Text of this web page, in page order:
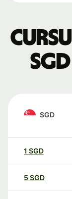
SGD
1 SGD
5 SGD